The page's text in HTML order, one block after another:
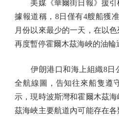
美媒《華爾街日報》援引
據報道稱，8日僅有4艘船獲
月份以來最少的一天，在以
再度暫停霍爾木茲海峽的油輪
伊朗港口和海上組織8日
全航線圖，告知往來船隻遵
示，現時波斯灣和霍爾木茲
茲海峽主要航道內可能存在